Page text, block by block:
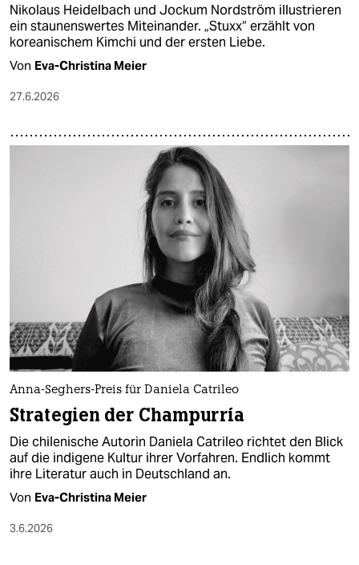
Nikolaus Heidelbach und Jockum Nordström illustrieren
ein staunenswertes Miteinander. „Stuxx“ erzählt von
koreanischem Kimchi und der ersten Liebe.
Von Eva-Christina Meier
27.6.2026
Anna-Seghers-Preis für Daniela Catrileo
Strategien der Champurría
Die chilenische Autorin Daniela Catrileo richtet den Blick
auf die indigene Kultur ihrer Vorfahren. Endlich kommt
ihre Literatur auch in Deutschland an.
Von Eva-Christina Meier
3.6.2026